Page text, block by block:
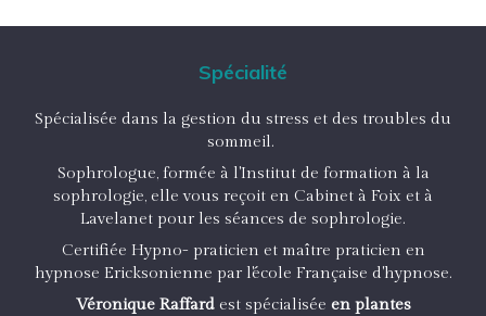
Spécialité
Spécialisée dans la gestion du stress et des troubles du
sommeil.
Sophrologue, formée à l'Institut de formation à la
sophrologie, elle vous reçoit en Cabinet à Foix et à
Lavelanet pour les séances de sophrologie.
Certifiée Hypno- praticien et maître praticien en
hypnose Ericksonienne par l'école Française d'hypnose.
Véronique Raffardest spécialisée en plantes